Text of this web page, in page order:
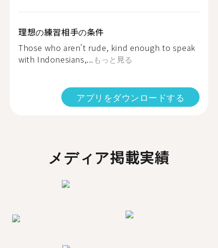
理想の練習相手の条件
Those who aren't rude, kind enough to speak
with Indonesians,... もっと見る
アプリをダウンロードする
メディア掲載実績